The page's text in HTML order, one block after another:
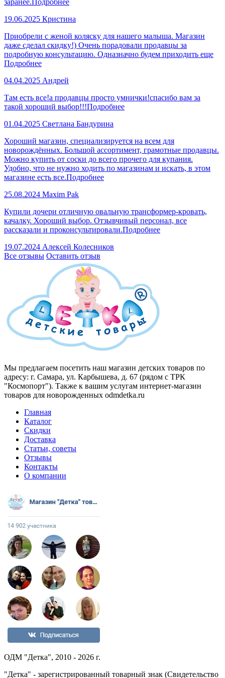
заранее. Подробнее
19.06.2025 Кристина
Приобрели с женой коляску для нашего малыша. Магазин
даже сделал скидку!) Очень порадовали продавцы за
подробную консультацию. Одназначно будем приходить еще
Подробнее
04.04.2025 Андрей
Там есть все!а продавцы просто умнички!спасибо вам за
такой хороший выбор!!!Подробнее
01.04.2025 Светлана Бандурина
Хороший магазин, специализируется на всем для
новорождённых. Большой ассортимент, грамотные продавцы.
Можно купить от соски до всего прочего для купания.
Удобно, что не нужно ходить по магазинам и искать, в этом
магазине есть все.Подробнее
25.08.2024 Maxim Pak
Купили дочери отличную овальную трансформер-кровать,
качалку. Хороший выбор. Отзывчивый персонал, все
рассказали и проконсультировали.Подробнее
19.07.2024 Алексей Колесников
Все отзывы Оставить отзыв
Мы предлагаем посетить наш магазин детских товаров по
адресу: г. Самара, ул. Карбышева, д. 67 (рядом с ТРК
"Космопорт"). Также к вашим услугам интернет-магазин
товаров для новорожденных odmdetka.ru
Главная
Каталог
Скидки
Доставка
Статьи, советы
Отзывы
Контакты
О компании
ОДМ "Детка", 2010 - 2026 г.
"Детка" - зарегистрированный товарный знак (Свидетельство